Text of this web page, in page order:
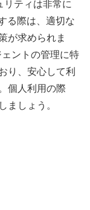
リティは非常に
る際は、適切な
が求められま
ントの管理に特
り、安心して利
個人利用の際
ましょう。